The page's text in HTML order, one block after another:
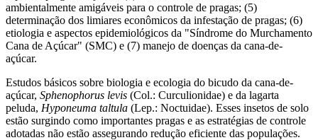
ambientalmente amigáveis para o controle de pragas; (5)
determinação dos limiares econômicos da infestação de pragas; (6)
etiologia e aspectos epidemiológicos da "Síndrome do Murchamento
Cana de Açúcar" (SMC) e (7) manejo de doenças da cana-de-
açúcar.
Estudos básicos sobre biologia e ecologia do bicudo da cana-de-
açúcar, Sphenophorus levis (Col.: Curculionidae) e da lagarta
peluda, Hyponeuma taltula (Lep.: Noctuidae). Esses insetos de solo
estão surgindo como importantes pragas e as estratégias de controle
adotadas não estão assegurando redução eficiente das populações.